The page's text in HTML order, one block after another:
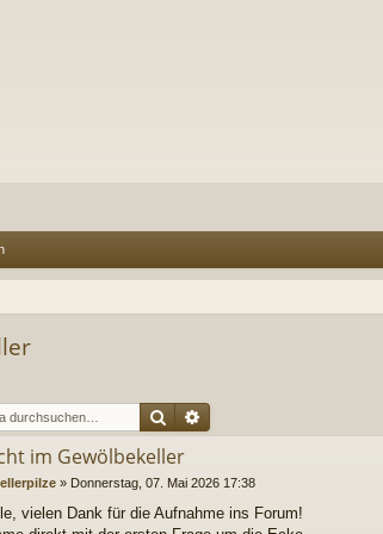
Suche
im Gewölbekeller
» Donnerstag, 07. Mai 2026 17:38
vielen Dank für die Aufnahme ins Forum!